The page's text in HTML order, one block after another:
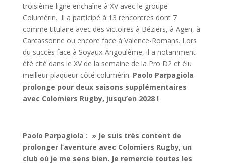
troisième-ligne enchaîne à XV avec le groupe
Columérin. Il a participé à 13 rencontres dont 7
comme titulaire avec des victoires à Béziers, à Agen, à
Carcassonne ou encore face à Valence-Romans. Lors
du succès face à Soyaux-Angoulême, il a notamment
été cité dans le XV de la semaine de la Pro D2 et élu
meilleur plaqueur côté columérin. Paolo Parpagiola
prolonge pour deux saisons supplémentaires
avec Colomiers Rugby, jusqu’en 2028 !
Paolo Parpagiola : » Je suis très content de
prolonger l’aventure avec Colomiers Rugby, un
club où je me sens bien. Je remercie toutes les